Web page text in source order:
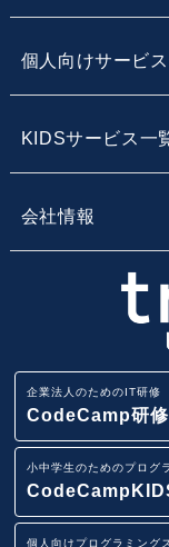
子供向けプログ
地域・エリア名
路線から子供向
駅から子供向けプ
IT用語集
【企業向け】DX
業務改善・効率
ITリテラシー研修
Pythonデータサイ
個人向けサービ
エンジニア転職コ
KIDSサービス一
小学生・中学生
小学生・中学生
会社情報
講師募集
ニュースリリース
イベント一覧
企業法人のためのIT研修
CodeCamp研修
小中学生のためのプログ
個人向けプログラミング